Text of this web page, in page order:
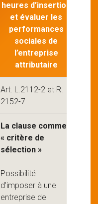
heures d’insertion
et évaluer les
performances
sociales de
l’entreprise
attributaire
Art. L.2112-2 et R.
2152-7
La clause comme
« critère de
sélection »
Possibilité
d’imposer à une
entreprise de